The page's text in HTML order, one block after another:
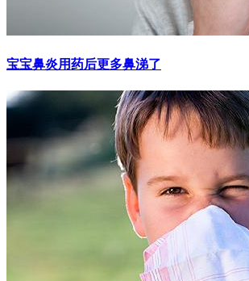
宝宝鼻炎用药后更多鼻涕了